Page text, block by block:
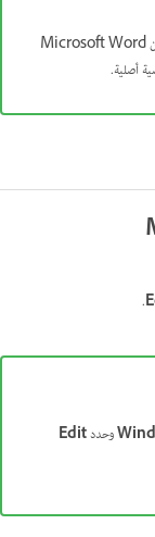
يمكنك أيضًا نسخ التعبيرات الرياضية (تعبير تلو الآخر) من Microsoft Word
.
وحددEdit